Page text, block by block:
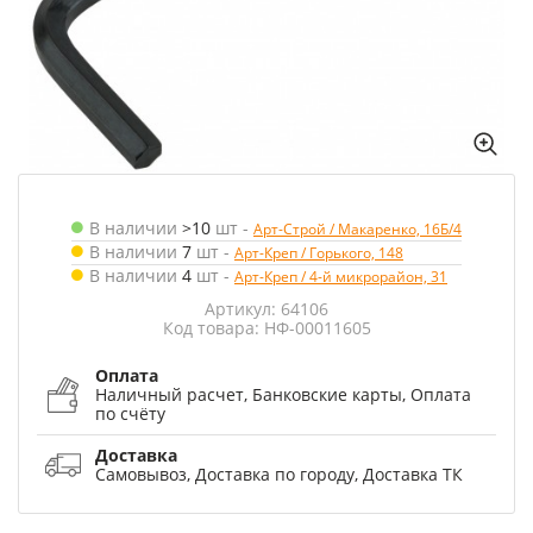
В наличии >10 шт - Арт-Строй / Макаренко, 16Б/4
В наличии 7 шт - Арт-Креп / Горького, 148
В наличии 4 шт - Арт-Креп / 4-й микрорайон, 31
Артикул: 64106
Код товара: НФ-00011605
Оплата
Наличный расчет, Банковские карты, Оплата
по счёту
Доставка
Самовывоз, Доставка по городу, Доставка ТК